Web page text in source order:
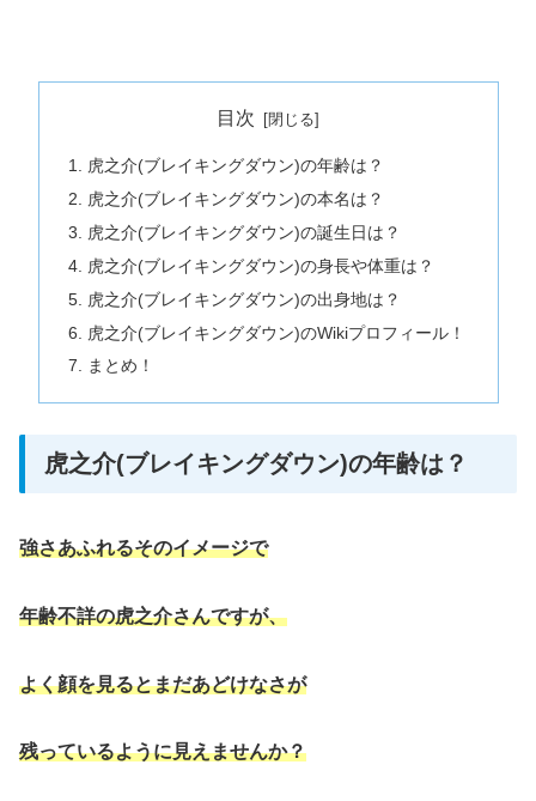
目次
虎之介(ブレイキングダウン)の年齢は？
虎之介(ブレイキングダウン)の本名は？
虎之介(ブレイキングダウン)の誕生日は？
虎之介(ブレイキングダウン)の身長や体重は？
虎之介(ブレイキングダウン)の出身地は？
虎之介(ブレイキングダウン)のWikiプロフィール！
まとめ！
虎之介(ブレイキングダウン)の年齢は？
強さあふれるそのイメージで
年齢不詳の虎之介さんですが、
よく顔を見るとまだあどけなさが
残っているように見えませんか？